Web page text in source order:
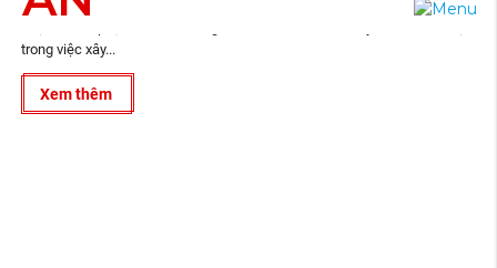
Trong những năm gần đây, Thiết Kế Nội Thất Văn Phòng Tại Đồng Nai đã
trong việc xây...
Xem thêm